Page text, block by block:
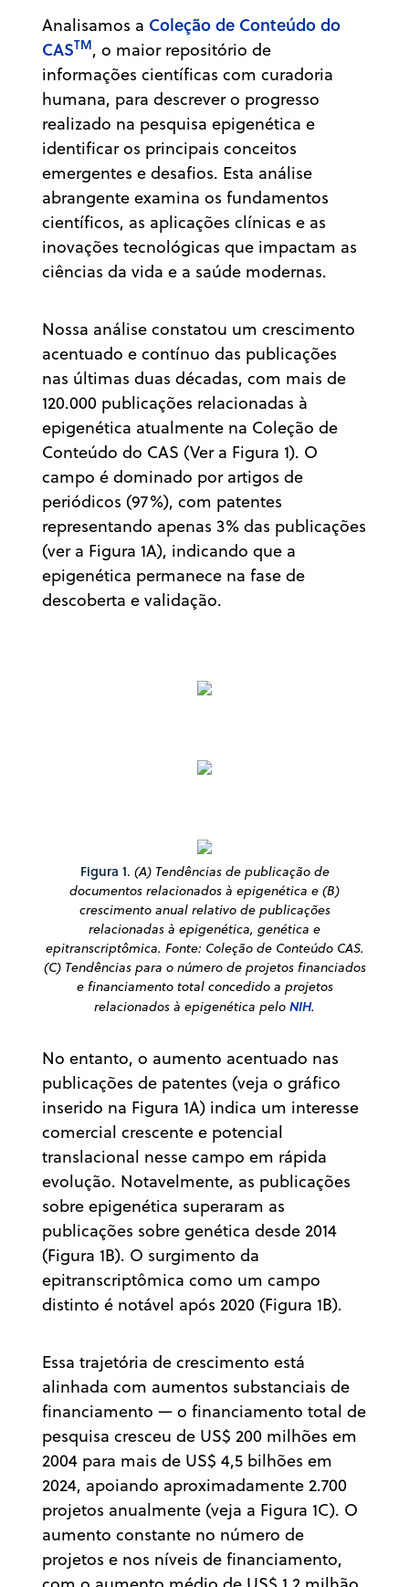
Analisamos a Coleção de Conteúdo do
CASTM, o maior repositório de
informações científicas com curadoria
humana, para descrever o progresso
realizado na pesquisa epigenética e
identificar os principais conceitos
emergentes e desafios. Esta análise
abrangente examina os fundamentos
científicos, as aplicações clínicas e as
inovações tecnológicas que impactam as
ciências da vida e a saúde modernas.
Nossa análise constatou um crescimento
acentuado e contínuo das publicações
nas últimas duas décadas, com mais de
120.000 publicações relacionadas à
epigenética atualmente na Coleção de
Conteúdo do CAS (Ver a Figura 1). O
campo é dominado por artigos de
periódicos (97%), com patentes
representando apenas 3% das publicações
(ver a Figura 1A), indicando que a
epigenética permanece na fase de
descoberta e validação.
Figura 1. (A) Tendências de publicação de
documentos relacionados à epigenética e (B)
crescimento anual relativo de publicações
relacionadas à epigenética, genética e
epitranscriptômica. Fonte: Coleção de Conteúdo CAS.
(C) Tendências para o número de projetos financiados
e financiamento total concedido a projetos
relacionados à epigenética pelo NIH.
No entanto, o aumento acentuado nas
publicações de patentes (veja o gráfico
inserido na Figura 1A) indica um interesse
comercial crescente e potencial
translacional nesse campo em rápida
evolução. Notavelmente, as publicações
sobre epigenética superaram as
publicações sobre genética desde 2014
(Figura 1B). O surgimento da
epitranscriptômica como um campo
distinto é notável após 2020 (Figura 1B).
Essa trajetória de crescimento está
alinhada com aumentos substanciais de
financiamento — o financiamento total de
pesquisa cresceu de US$ 200 milhões em
2004 para mais de US$ 4,5 bilhões em
2024, apoiando aproximadamente 2.700
projetos anualmente (veja a Figura 1C). O
aumento constante no número de
projetos e nos níveis de financiamento,